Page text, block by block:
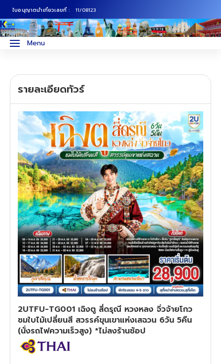
ใบอนุญาตนำเที่ยวเลขที่ : 11/08123
Menu
รายละเอียดทัวร์
2UTFU-TG001 เฉิงตู สี่ดรุณี หวงหลง จิ่วจ้ายโกว
ชมใบไม้เปลี่ยนสี สวรรค์ขุนเขาแห่งเสฉวน 6วัน 5คืน
(นั่งรถไฟความเร็วสูง) *ไม่ลงร้านช้อป
ทัวร์ญี่ปุ่น
ทัวร์ยุโรป
ทัวร์สแกนดิเนเวีย
ทัวร์จีน
ทัวร์ฮ่องกง
ทัวร์สิงคโปร์
ทัวร์ตุรเคีย
ทัวร์สวิตเซอร์แลนด์
ทัวร์พม่า
ทัวร์ลาว
ทัวร์มัลดีฟส์
ทัวร์เวียดนาม
ภาคเหนือ
ภาคอีสาน
ภาคตะวันตก
ภาคตะวันออก